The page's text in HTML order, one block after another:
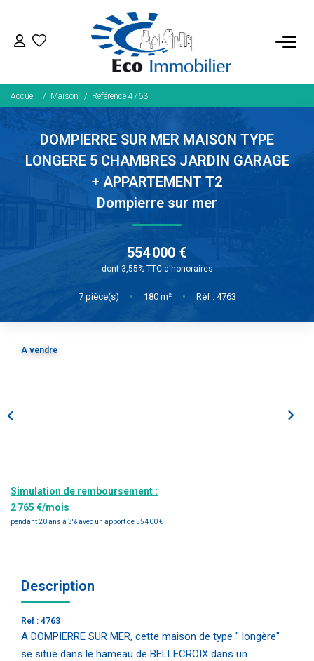
ACHETER
Tous Nos Biens
Fonds De Commerce
Nos Exclusivités
LOUER
Estimation
Qui Sommes-Nous ?
Nous Rejoindre
Accueil Maison Référence 4763
DOMPIERRE SUR MER MAISON TYPE
LONGERE 5 CHAMBRES JARDIN GARAGE
+ APPARTEMENT T2
Dompierre sur mer
554 000 €
dont 3,55% TTC d'honoraires
7pièce(s) • 180m² • Réf : 4763
A vendre
Simulation de remboursement :
2 765 €/mois
pendant 20 ans à 3% avec un apport de 55 400 €
Description
Réf : 4763
A DOMPIERRE SUR MER, cette maison de type " longère"
se situe dans le hameau de BELLECROIX dans un